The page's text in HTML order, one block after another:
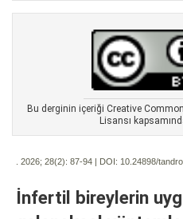
Bu derginin içeriği Creative
Lisansı
. 2026; 28(2): 87-94 | DOI: 10.24898/
İnfertil bireylerin